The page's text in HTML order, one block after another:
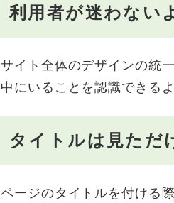
利用者が迷わない
サイト全体のデザインの統
中にいることを認識できる
タイトルは見ただ
ページのタイトルを付ける